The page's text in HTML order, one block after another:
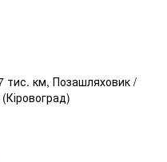
тис. км, Позашляховик /